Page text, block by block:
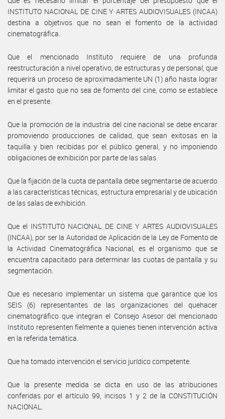
INSTITUTO NACIONAL DE CINE Y ARTES AUDIOVISUALES (INCAA)
destina a objetivos que no sean el fomento de la actividad
cinematográfica.
Que el mencionado Instituto requiere de una profunda
reestructuración a nivel operativo, de estructuras y de personal, que
requerirá un proceso de aproximadamente UN (1) año hasta lograr
limitar el gasto que no sea de fomento del cine, como se establece
en el presente.
Que la promoción de la industria del cine nacional se debe encarar
promoviendo producciones de calidad, que sean exitosas en la
taquilla y bien recibidas por el público general, y no imponiendo
obligaciones de exhibición por parte de las salas.
Que la fijación de la cuota de pantalla debe segmentarse de acuerdo
a las características técnicas, estructura empresarial y de ubicación
de las salas de exhibición.
Que el INSTITUTO NACIONAL DE CINE Y ARTES AUDIOVISUALES
(INCAA), por ser la Autoridad de Aplicación de la Ley de Fomento de
la Actividad Cinematográfica Nacional, es el organismo que se
encuentra capacitado para determinar las cuotas de pantalla y su
segmentación.
Que es necesario implementar un sistema que garantice que los
SEIS (6) representantes de las organizaciones del quehacer
cinematográfico que integran el Consejo Asesor del mencionado
Instituto representen fielmente a quienes tienen intervención activa
en la referida temática.
Que ha tomado intervención el servicio jurídico competente.
Que la presente medida se dicta en uso de las atribuciones
conferidas por el artículo 99, incisos 1 y 2 de la CONSTITUCIÓN
NACIONAL.